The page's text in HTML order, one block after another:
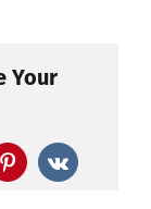
Your
Pinterest
Vk